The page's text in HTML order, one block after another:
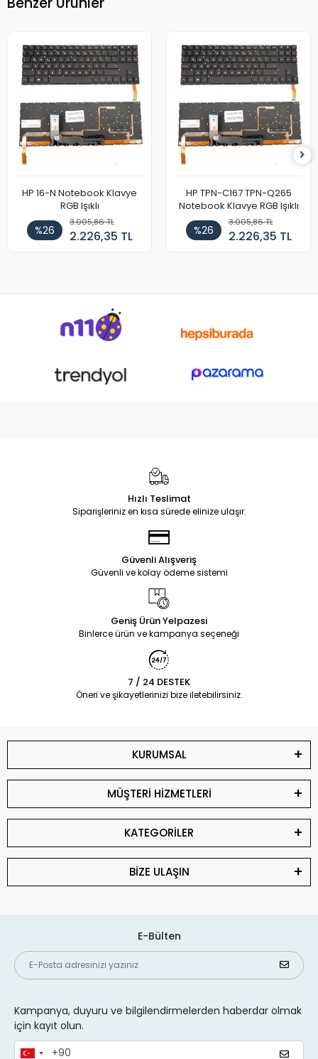
HP 16-N Notebook Klavye
RGB Işıklı
%26
3.005,86 TL
2.226,35 TL
HP TPN-C167 TPN-Q265
Notebook Klavye RGB Işıklı
%26
3.005,86 TL
2.226,35 TL
Hızlı Teslimat
Siparişleriniz en kısa sürede elinize ulaşır.
Güvenli Alışveriş
Güvenli ve kolay ödeme sistemi
Geniş Ürün Yelpazesi
Binlerce ürün ve kampanya seçeneği
7 / 24 DESTEK
Öneri ve şikayetlerinizi bize iletebilirsiniz.
KURUMSAL
MÜŞTERİ HİZMETLERİ
KATEGORİLER
BİZE ULAŞIN
E-Bülten
Kampanya, duyuru ve bilgilendirmelerden haberdar olmak
için kayıt olun.